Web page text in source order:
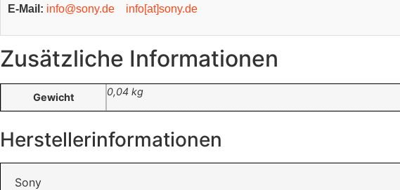
E-Mail: info@sony.de info[at]sony.de
Zusätzliche Informationen
Gewicht 0,04 kg
Herstellerinformationen
Sony